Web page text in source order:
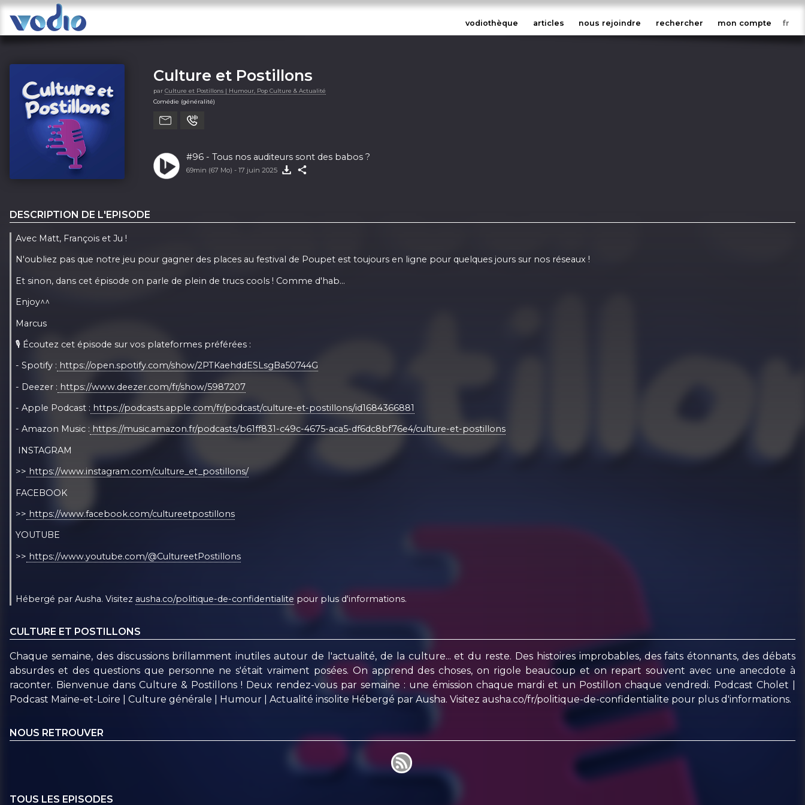
vodiothèque articles nous rejoindre rechercher mon compte
Culture et Postillons
par Culture et Postillons | Humour, Pop Culture & Actualité
Comédie (généralité)
#96 - Tous nos auditeurs sont des babos ?
69min (67 Mo) - 17 juin 2025
DESCRIPTION DE L'EPISODE
Avec Matt, François et Ju !
N'oubliez pas que notre jeu pour gagner des places au festival de Poupet est toujours en ligne pour quelques jours sur nos réseaux !
Et sinon, dans cet épisode on parle de plein de trucs cools ! Comme d'hab...
Enjoy^^
Marcus
🎙️ Écoutez cet épisode sur vos plateformes préférées :
- Spotify : ⁠https://open.spotify.com/show/2PTKaehddESLsgBa50744G⁠
- Deezer : ⁠https://www.deezer.com/fr/show/5987207⁠
- Apple Podcast : ⁠https://podcasts.apple.com/fr/podcast/culture-et-postillons/id1684366881⁠
- Amazon Music : https://music.amazon.fr/podcasts/b61ff831-c49c-4675-aca5-df6dc8bf76e4/culture-et-postillons⁠
INSTAGRAM
>> ⁠ https://www.instagram.com/culture_et_postillons/⁠
FACEBOOK
>> ⁠ https://www.facebook.com/cultureetpostillons⁠
YOUTUBE
>> ⁠ https://www.youtube.com/@CultureetPostillons
Hébergé par Ausha. Visitez ausha.co/politique-de-confidentialite pour plus d'informations.
CULTURE ET POSTILLONS
Chaque semaine, des discussions brillamment inutiles autour de l'actualité, de la culture... et du reste. Des histoires improbables, des faits étonnants, des débats
absurdes et des questions que personne ne s'était vraiment posées. On apprend des choses, on rigole beaucoup et on repart souvent avec une anecdote à
raconter. Bienvenue dans Culture & Postillons ! Deux rendez-vous par semaine : une émission chaque mardi et un Postillon chaque vendredi. Podcast Cholet |
Podcast Maine-et-Loire | Culture générale | Humour | Actualité insolite Hébergé par Ausha. Visitez ausha.co/fr/politique-de-confidentialite pour plus d'informations.
NOUS RETROUVER
TOUS LES EPISODES